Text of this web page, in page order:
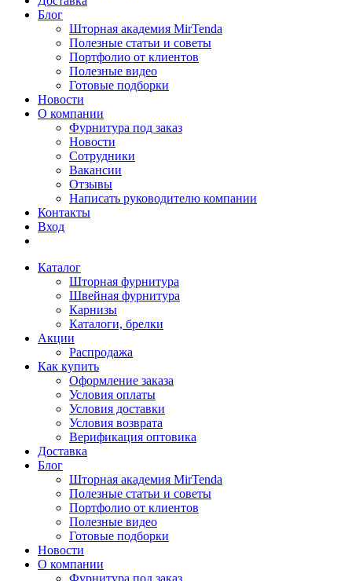
Блог
Шторная академия MirTenda
Полезные статьи и советы
Портфолио от клиентов
Полезные видео
Готовые подборки
Новости
О компании
Фурнитура под заказ
Новости
Сотрудники
Вакансии
Отзывы
Написать руководителю компании
Контакты
Вход
Каталог
Шторная фурнитура
Швейная фурнитура
Карнизы
Каталоги, брелки
Акции
Распродажа
Как купить
Оформление заказа
Условия оплаты
Условия доставки
Условия возврата
Верификация оптовика
Доставка
Блог
Шторная академия MirTenda
Полезные статьи и советы
Портфолио от клиентов
Полезные видео
Готовые подборки
Новости
О компании
Фурнитура под заказ